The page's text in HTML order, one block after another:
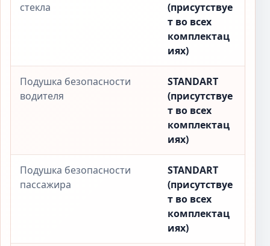
стекла
(присутствуе
т во всех
комплектац
иях)
Подушка безопасности
водителя
STANDART
(присутствуе
т во всех
комплектац
иях)
Подушка безопасности
пассажира
STANDART
(присутствуе
т во всех
комплектац
иях)